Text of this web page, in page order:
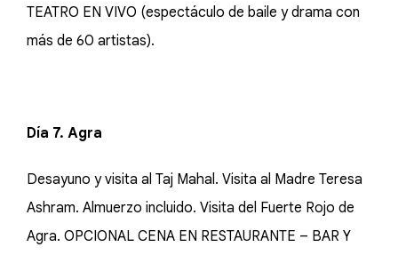
TEATRO EN VIVO (espectáculo de baile y drama con
más de 60 artistas).
Día 7. Agra
Desayuno y visita al Taj Mahal. Visita al Madre Teresa
Ashram. Almuerzo incluido. Visita del Fuerte Rojo de
Agra. OPCIONAL CENA EN RESTAURANTE – BAR Y